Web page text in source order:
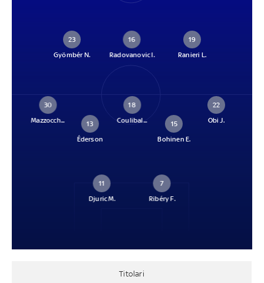
23
Gyömbér N.
16
Radovanovic I.
19
Ranieri L.
30
Mazzocch...
13
Éderson
18
Coulibal...
15
Bohinen E.
22
Obi J.
11
Djuric M.
7
Ribéry F.
Titolari